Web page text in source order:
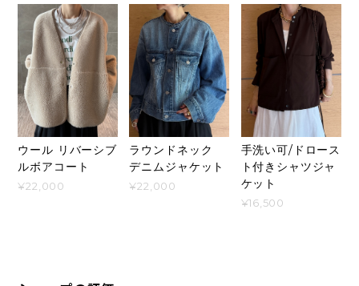
ウール リバーシブ
ルボアコート
¥22,000
ラウンドネック
デニムジャケット
¥22,000
手洗い可/ドロース
ト付きシャツジャ
ケット
¥16,500